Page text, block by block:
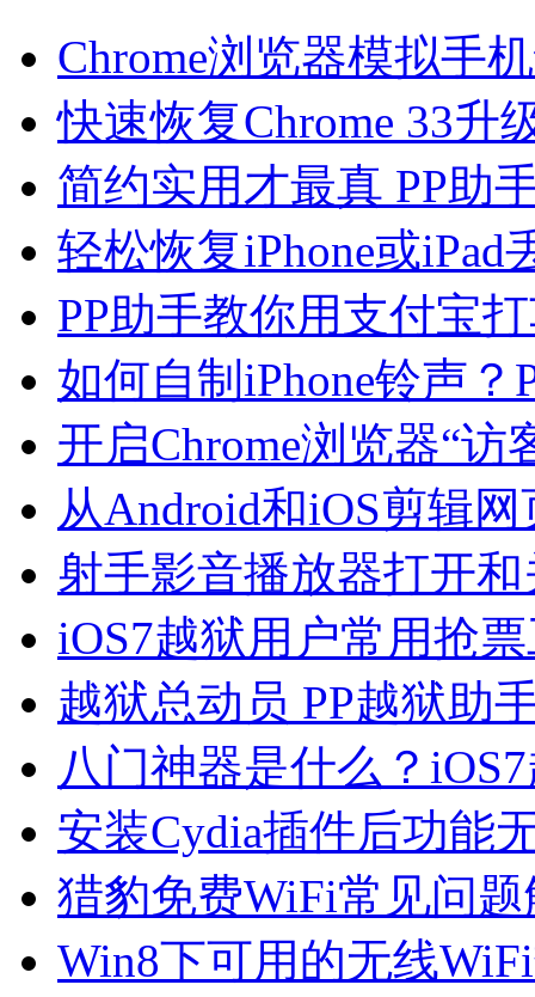
Chrome浏览器模拟手
快速恢复Chrome 33升
简约实用才最真 PP助
轻松恢复iPhone或iPad
PP助手教你用支付宝
如何自制iPhone铃声
开启Chrome浏览器“访
从Android和iOS剪辑
射手影音播放器打开
iOS7越狱用户常用抢
越狱总动员 PP越狱助
八门神器是什么？
安装Cydia插件后功能
猎豹免费WiFi常见问
Win8下可用的无线